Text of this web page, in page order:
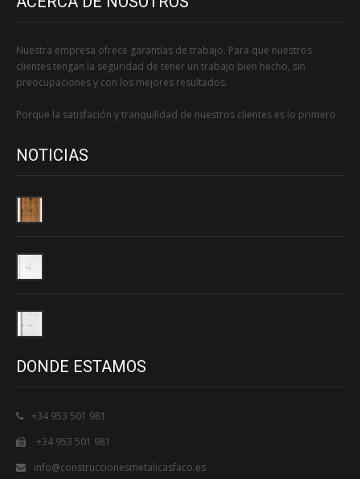
Nuestra empresa ofrece garantías de trabajo. Para que nuestros
clientes tengan la seguridad de tener un trabajo bien hecho, sin
preocupaciones y con los mejores resultados.
Porque la satisfación y tranquilidad de nuestros clientes es lo primero.
NOTICIAS
DONDE ESTAMOS
+34 953 501 981
+34 953 501 981
info@construccionesmetalicasfaco.es